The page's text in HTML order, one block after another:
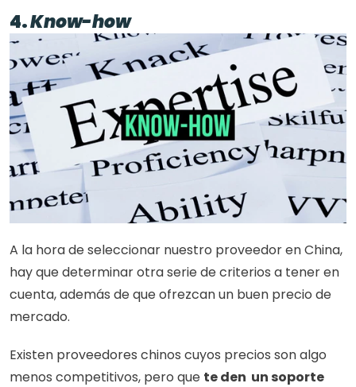
4. Know-how
A la hora de seleccionar nuestro proveedor en China,
hay que determinar otra serie de criterios a tener en
cuenta, además de que ofrezcan un buen precio de
mercado.
Existen proveedores chinos cuyos precios son algo
menos competitivos, pero que te den  un soporte